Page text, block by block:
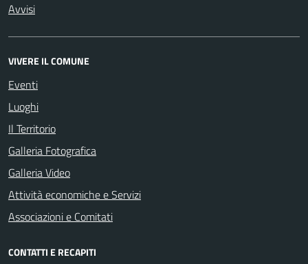
Avvisi
VIVERE IL COMUNE
Eventi
Luoghi
Il Territorio
Galleria Fotografica
Galleria Video
Attività economiche e Servizi
Associazioni e Comitati
CONTATTI E RECAPITI